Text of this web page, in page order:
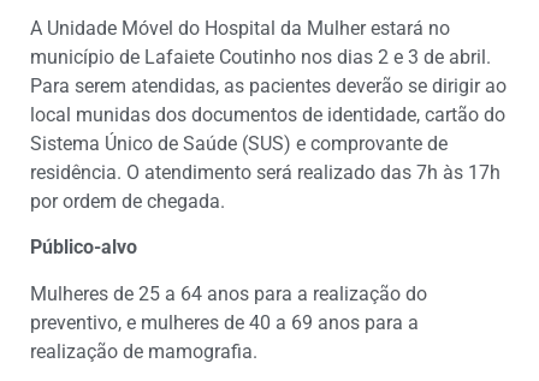
A Unidade Móvel do Hospital da Mulher estará no
município de Lafaiete Coutinho nos dias 2 e 3 de abril.
Para serem atendidas, as pacientes deverão se dirigir ao
local munidas dos documentos de identidade, cartão do
Sistema Único de Saúde (SUS) e comprovante de
residência. O atendimento será realizado das 7h às 17h
por ordem de chegada.
Público-alvo
Mulheres de 25 a 64 anos para a realização do
preventivo, e mulheres de 40 a 69 anos para a
realização de mamografia.